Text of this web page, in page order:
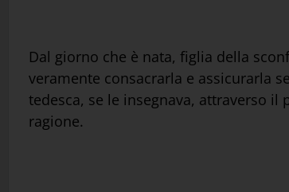
Dal giorno che è nata, figlia della
veramente consacrarla e assicurarla
tedesca, se le insegnava, attraverso
ragione.